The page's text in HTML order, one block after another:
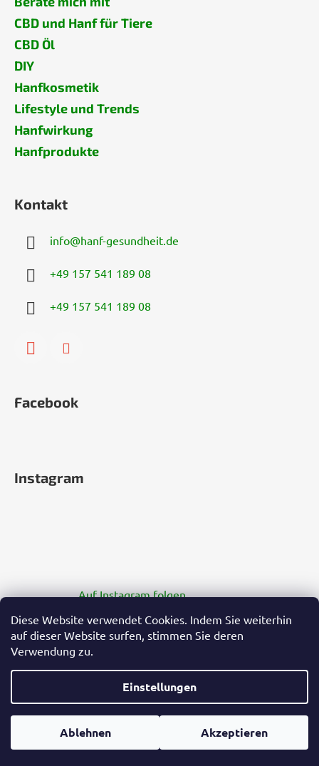
Diese Website verwendet Cookies. Indem Sie weiterhin
auf dieser Website surfen, stimmen Sie deren
Verwendung zu.
Einstellungen
Ablehnen Akzeptieren
CBD und Hanf für Tiere
CBD Öl
DIY
Hanfkosmetik
Lifestyle und Trends
Hanfwirkung
Hanfprodukte
Kontakt
info@hanf-gesundheit.de
+49 157 541 189 08
+49 157 541 189 08
Facebook
Instagram
Auf Instagram folgen
Erstellt von Shoptet Premium
Copyright 2026
Hanf-Gesundheit.de. Alle Rechte
vorbehalten.Cookie-Einstellungen ändern